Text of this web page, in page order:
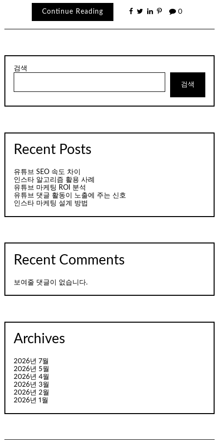
Continue Reading 0
검색
검색
Recent Posts
유튜브 SEO 속도 차이
인스타 알고리즘 활용 사례
유튜브 마케팅 ROI 분석
유튜브 댓글 활동이 노출에 주는 신호
인스타 마케팅 설계 방법
Recent Comments
보여줄 댓글이 없습니다.
Archives
2026년 7월
2026년 5월
2026년 4월
2026년 3월
2026년 2월
2026년 1월